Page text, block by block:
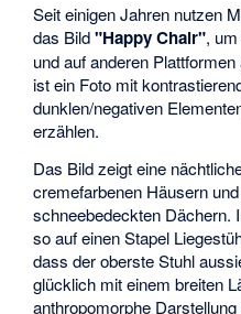
Seit einigen Jahren nutzen
das Bild"Happy Chair",
und auf anderen
ist ein Foto mit
dunklen/negativen
erzählen.
Das Bild zeigt eine
cremefarbenen Häusern
schneebedeckten Dächern.
so auf einen Stapel
dass der oberste Stuhl
glücklich mit einem breiten
anthropomorphe